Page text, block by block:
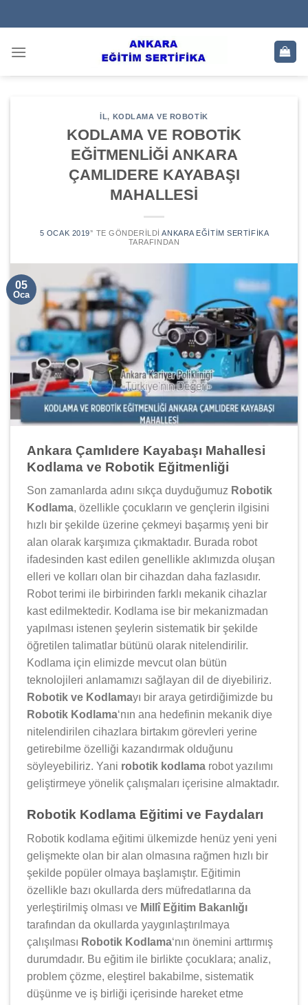
to
IL, KODLAMA VE ROBOTIK
KODLAMA VE ROBOTİK
EĞİTMENLİĞİ ANKARA
ÇAMLIDERE KAYABAŞI
MAHALLESİ
5 OCAK 2019’' TE GÖNDERILDI ANKARA EĞITIM SERTIFIKA
TARAFINDAN
05
Oca
Ankara Çamlıdere Kayabaşı Mahallesi
Kodlama ve Robotik Eğitmenliği
Son zamanlarda adını sıkça duyduğumuz Robotik
Kodlama, özellikle çocukların ve gençlerin ilgisini
hızlı bir şekilde üzerine çekmeyi başarmış yeni bir
alan olarak karşımıza çıkmaktadır. Burada robot
ifadesinden kast edilen genellikle aklımızda oluşan
elleri ve kolları olan bir cihazdan daha fazlasıdır.
Robot terimi ile birbirinden farklı mekanik cihazlar
kast edilmektedir. Kodlama ise bir mekanizmadan
yapılması istenen şeylerin sistematik bir şekilde
öğretilen talimatlar bütünü olarak nitelendirilir.
Kodlama için elimizde mevcut olan bütün
teknolojileri anlamamızı sağlayan dil de diyebiliriz.
Robotik ve Kodlamayı bir araya getirdiğimizde bu
Robotik Kodlama‘nın ana hedefinin mekanik diye
nitelendirilen cihazlara birtakım görevleri yerine
getirebilme özelliği kazandırmak olduğunu
söyleyebiliriz. Yani robotik kodlama robot yazılımı
geliştirmeye yönelik çalışmaları içerisine almaktadır.
Robotik Kodlama Eğitimi ve Faydaları
Robotik kodlama eğitimi ülkemizde henüz yeni yeni
gelişmekte olan bir alan olmasına rağmen hızlı bir
şekilde popüler olmaya başlamıştır. Eğitimin
özellikle bazı okullarda ders müfredatlarına da
yerleştirilmiş olması ve Millî Eğitim Bakanlığı
tarafından da okullarda yaygınlaştırılmaya
çalışılması Robotik Kodlama‘nın önemini arttırmış
durumdadır. Bu eğitim ile birlikte çocuklara; analiz,
problem çözme, eleştirel bakabilme, sistematik
düşünme ve iş birliği içerisinde hareket etme